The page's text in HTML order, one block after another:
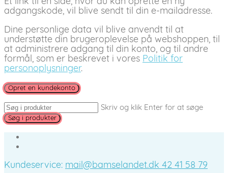
Et link til en side, hvor du kan oprette en ny
adgangskode, vil blive sendt til din e-mailadresse.
Dine personlige data vil blive anvendt til at
understøtte din brugeroplevelse på webshoppen, til
at administrere adgang til din konto, og til andre
formål, som er beskrevet i vores Politik for
personoplysninger.
Opret en kundekonto
Skriv og klik Enter for at søge
Kundeservice: mail@bamselandet.dk 42 41 58 79